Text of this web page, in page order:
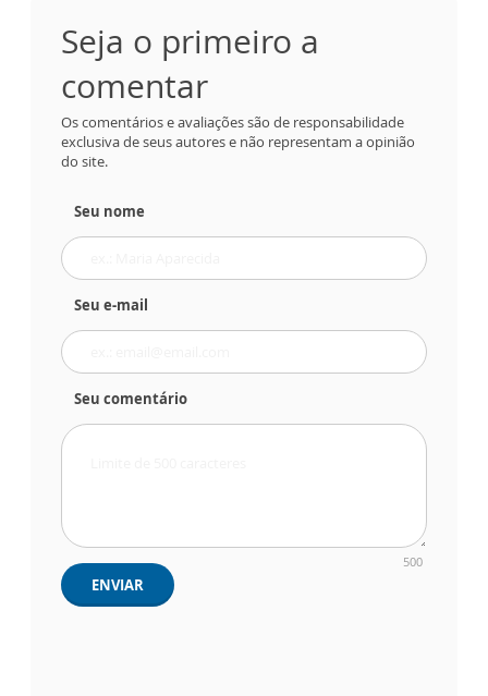
Seja o primeiro a
comentar
Os comentários e avaliações são de responsabilidade
exclusiva de seus autores e não representam a opinião
do site.
Seu nome
Seu e-mail
Seu comentário
500
ENVIAR